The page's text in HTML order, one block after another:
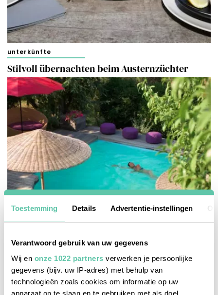
Toestemming Details Advertentie-instellingen
Verantwoord gebruik van uw gegevens
Wij en onze 1022 partners verwerken je persoonlijke
gegevens (bijv. uw IP-adres) met behulp van
technologieën zoals cookies om informatie op uw
apparaat op te slaan en te gebruiken met als doel
unterkünfte
Stilvoll übernachten beim Austernzüchter
unterkünfte